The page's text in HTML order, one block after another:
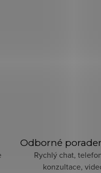
Odborné
Rychlý chat,
konzultace,